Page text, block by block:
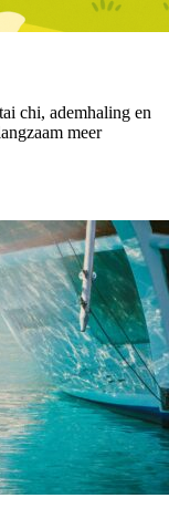
chi, ademhaling en
meer